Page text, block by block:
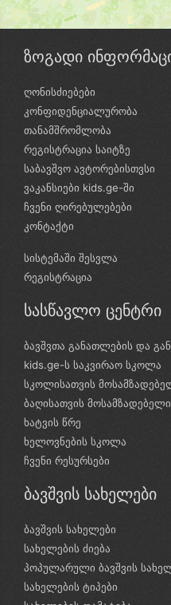
ზოგადი
ღონისძიებები
კონფიდენციალურობა
თანამშრომლობა
რეგისტრაცია საიტზე
საბავშვო ავტორებისთვსი
ვაკანსიები kids.ge-ში
ჩვენი ღირებულებები
კონტაქტი
სისტემაში შესვლა
რეგისტრაცია
სასწავლო ცენტრი
ბავშვთა განათლების და
kids.ge-ს საკვირაო სკოლა
სკოლისათვის
ბაღისათვის მოსამზადებელი
ხატვის წრე
ხელოვნების სკოლა
ჩვენი რესურსები
ბავშვის სახელები
ბავშვის სახელები
სახელების ძიება
პოპულარული ბავშვის
სახელების ტიპები